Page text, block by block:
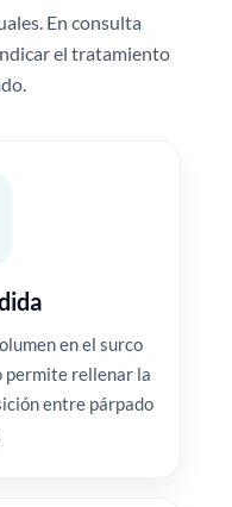
En consulta
el tratamiento
en el surco
permite rellenar la
entre párpado